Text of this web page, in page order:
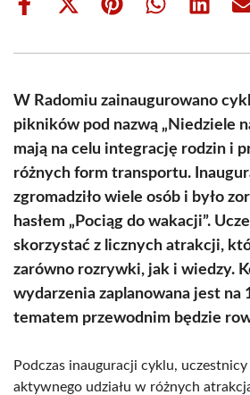
Share
Share
(Twitter)
Share Share Share
W Radomiu zainaugurowano
pikników pod nazwą „Niedziele
mają na celu integrację rodzin i
różnych form transportu.
zgromadziło wiele osób i było
hasłem „Pociąg do wakacji”.
skorzystać z licznych atrakcji,
zarówno rozrywki, jak i wiedzy.
wydarzenia zaplanowana jest na
tematem przewodnim będzie
Podczas inauguracji cyklu,
aktywnego udziału w różnych